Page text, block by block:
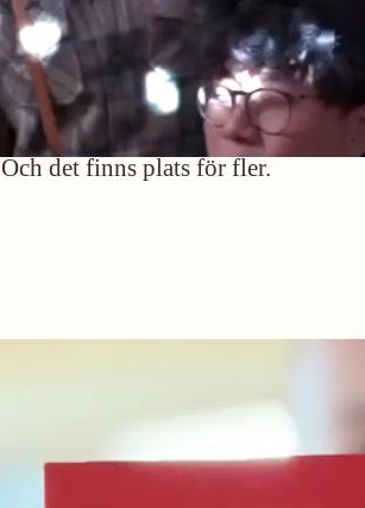
Här är du inte en del av kulissen,
energi, ansvar och gemenskap.
Och det finns plats för fler.